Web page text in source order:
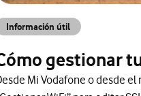
Información útil
gestionar
Mi Vodafone o desde el